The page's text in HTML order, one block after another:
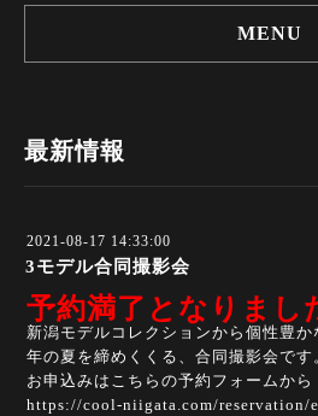
MENU
最新情報
2021-08-17 14:33:00
3モデル合同撮影会
予約満了となりまし
新潟モデルコレクションから個性豊
年の夏を締めくくる、合同撮影会です
お申込みはこちらの予約フォームから
https://cool-niigata.com/reservation/